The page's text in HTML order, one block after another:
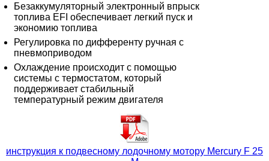
Безаккумуляторный электронный впрыск
топлива EFI обеспечивает легкий пуск и
экономию топлива
Регулировка по дифференту ручная с
пневмоприводом
Охлаждение происходит с помощью
системы с термостатом, который
поддерживает стабильный
температурный режим двигателя
инструкция к подвесному лодочному мотору Mercury F 25